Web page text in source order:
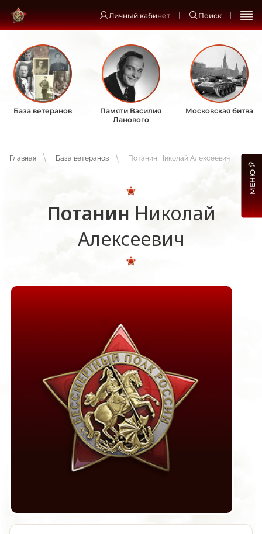
Личный кабинет Поиск
База ветеранов
Памяти Василия
Ланового
Московская битва
Главная База ветеранов Потанин Николай Алексеевич
Потанин Николай
Алексеевич
МЕНЮ